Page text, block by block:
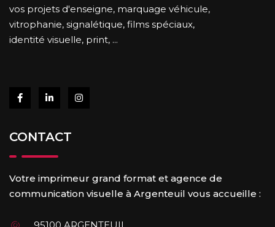
vos projets d'enseigne, marquage véhicule,
vitrophanie, signalétique, films spéciaux,
identité visuelle, print, ...
CONTACT
Votre imprimeur grand format et agence de
communication visuelle à Argenteuil vous accueille :